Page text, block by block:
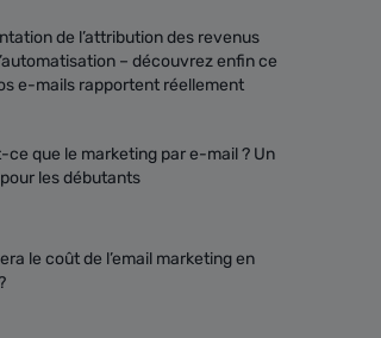
de l’attribution des revenus
– découvrez enfin ce
e-mails rapportent réellement
ce que le marketing par e-mail ? Un
les débutants
le coût de l’email marketing en